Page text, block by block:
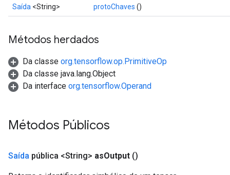
Saída <String> protoChaves ()
Métodos herdados
Da classe org.tensorflow.op.PrimitiveOp
Da classe java.lang.Object
Da interface org.tensorflow.Operand
Métodos Públicos
Saída pública <String> asOutput ()